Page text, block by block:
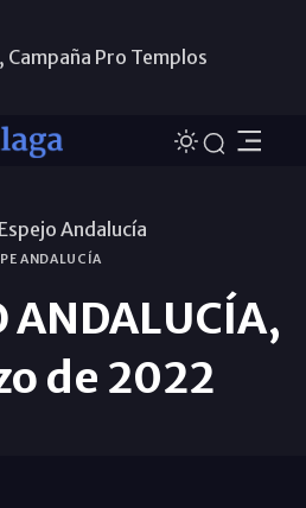
Campaña Pro Templos
Espejo Andalucía
ANDALUCÍA
ANDALUCÍA,
de 2022